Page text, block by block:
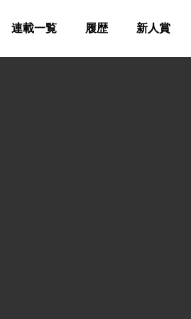
連載一覧 履歴 新人賞